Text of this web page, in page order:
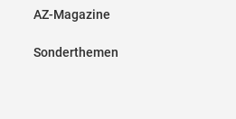
AZ-Magazine
Sonderthemen